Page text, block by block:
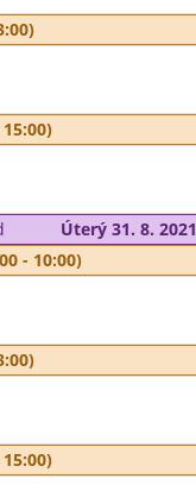
Úterý 31. 8. 2021
- 10:00)